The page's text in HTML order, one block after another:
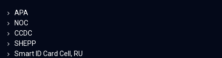
APA
NOC
CCDC
SHEPP
Smart ID Card Cell, RU